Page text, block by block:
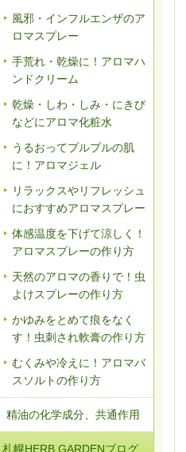
風邪・インフルエンザのア
ロマスプレー
手荒れ・乾燥に！アロマハ
ンドクリーム
乾燥・しわ・しみ・にきび
などにアロマ化粧水
うるおってプルプルの肌
に！アロマジェル
リラックスやリフレッシュ
におすすめアロマスプレー
体感温度を下げて涼しく！
アロマスプレーの作り方
天然のアロマの香りで！虫
よけスプレーの作り方
かゆみをとめて痕をなく
す！虫刺され軟膏の作り方
むくみや冷えに！アロマバ
スソルトの作り方
精油の化学成分、共通作用
札幌HERB GARDENブログ